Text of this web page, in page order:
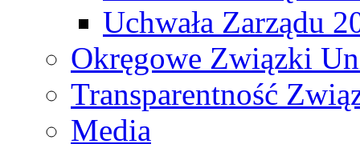
Uchwała Zarządu
Okręgowe Związki
Transparentność
Media